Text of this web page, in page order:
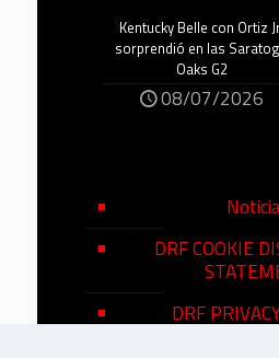
Kentucky Belle con Ortiz
sorprendió en las
Oaks G2
08/07/2026
DRF COOKIE
DRF